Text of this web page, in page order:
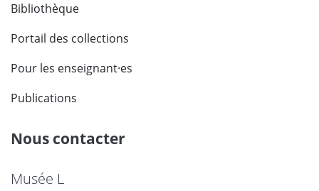
Bibliothèque
Portail des collections
Pour les enseignant·es
Publications
Nous contacter
Musée L